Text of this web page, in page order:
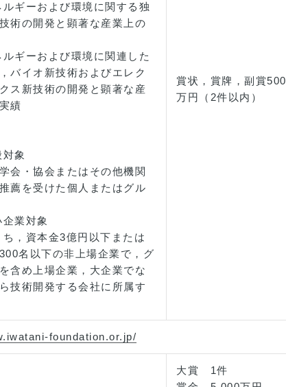
ギーおよび環境に関する独
術の開発と顕著な産業上の
ギーおよび環境に関連した
バイオ新技術およびエレク
ス新技術の開発と顕著な産
績
象
会・協会またはその他機関
薦を受けた個人またはグル
業対象
，資本金3億円以下または
名以下の非上場企業で，グ
含め上場企業，大企業でな
技術開発する会社に所属す
賞状，賞牌，副賞500
万円（2件以内）
foundation.or.jp/
大賞 1件